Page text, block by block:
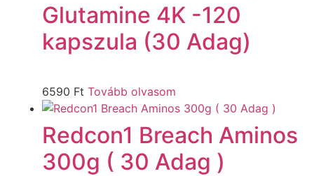
Glutamine 4K -120
kapszula (30 Adag)
6590 Ft Tovább olvasom
Redcon1 Breach Aminos
300g ( 30 Adag )